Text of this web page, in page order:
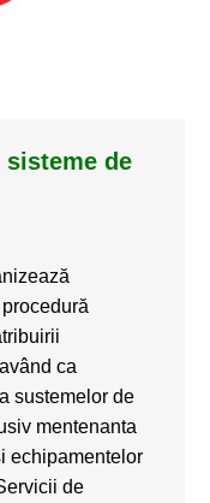
de
ca
sustemelor de
mentenanta
echipamentelor
de